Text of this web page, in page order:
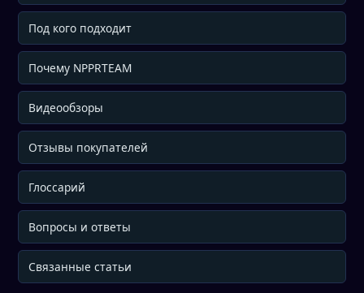
Под кого подходит
Почему NPPRTEAM
Видеообзоры
Отзывы покупателей
Глоссарий
Вопросы и ответы
Связанные статьи